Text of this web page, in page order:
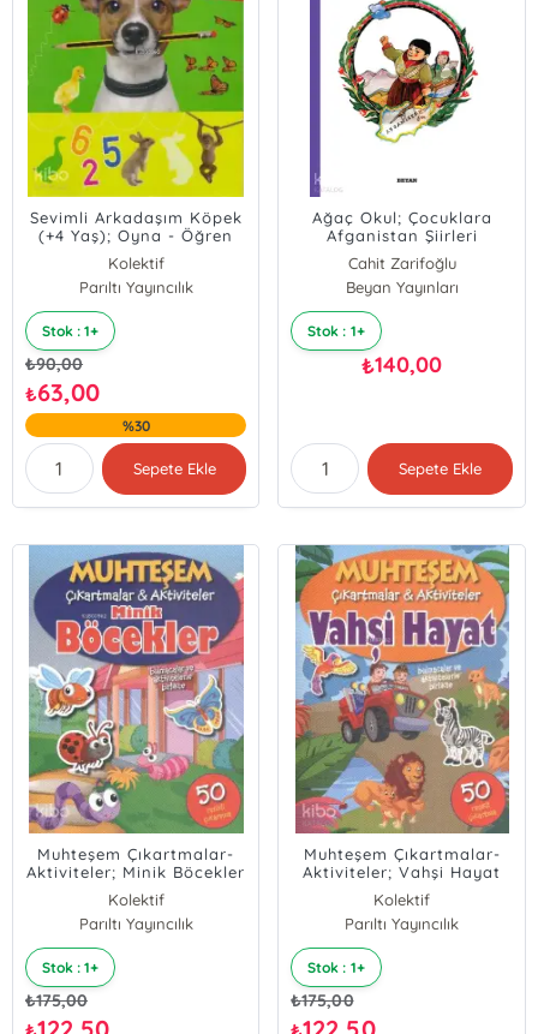
Sevimli Arkadaşım Köpek
(+4 Yaş); Oyna - Öğren
Serisi
Kolektif
Parıltı Yayıncılık
Stok : 1+
₺90,00
₺63,00
%30
Sepete Ekle
Ağaç Okul; Çocuklara
Afganistan Şiirleri
Cahit Zarifoğlu
Beyan Yayınları
Stok : 1+
₺140,00
Sepete Ekle
Muhteşem Çıkartmalar-
Aktiviteler; Minik Böcekler
Kolektif
Parıltı Yayıncılık
Stok : 1+
₺175,00
Muhteşem Çıkartmalar-
Aktiviteler; Vahşi Hayat
Kolektif
Parıltı Yayıncılık
Stok : 1+
₺175,00